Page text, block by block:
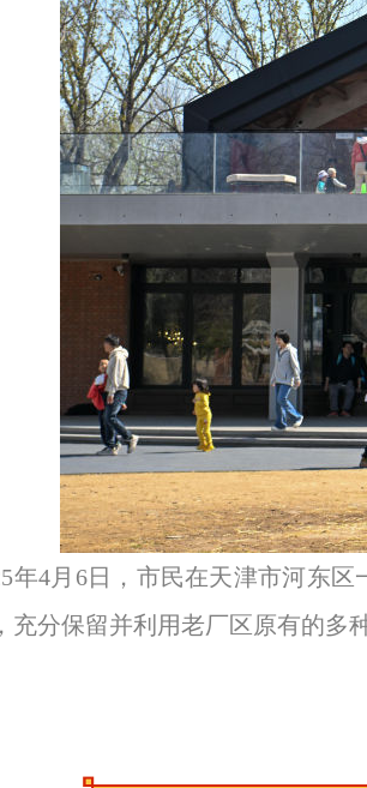
年4月6日，市民在天津市河东
充分保留并利用老厂区原有的多